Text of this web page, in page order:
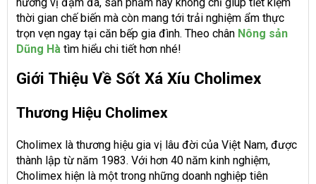
thời gian chế biến mà còn mang tới trải nghiệm ẩm thực
trọn vẹn ngay tại căn bếp gia đình. Theo chân Nông sản
Dũng Hà tìm hiểu chi tiết hơn nhé!
Giới Thiệu Về Sốt Xá Xíu Cholimex
Thương Hiệu Cholimex
Cholimex là thương hiệu gia vị lâu đời của Việt Nam, được
thành lập từ năm 1983. Với hơn 40 năm kinh nghiệm,
Cholimex hiện là một trong những doanh nghiệp tiên